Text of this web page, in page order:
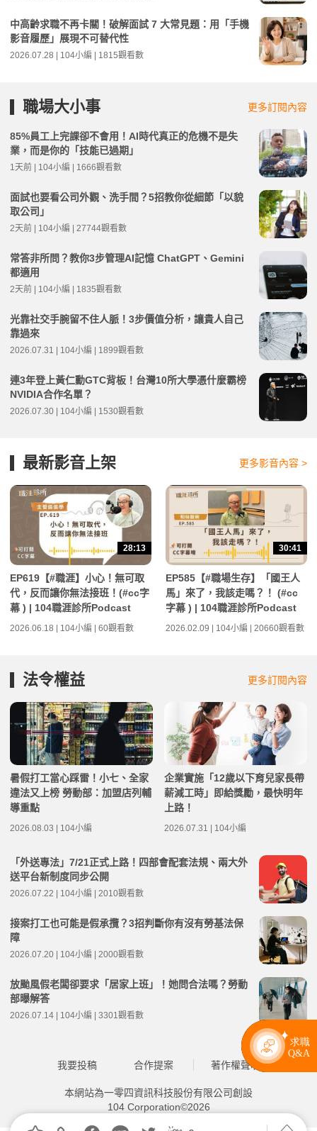
中高齡求職不再卡關！破解面試 7 大常見題：用「手機
影音履歷」展現不可替代性
2026.07.28 | 104小編 | 1815觀看數
職場大小事 更多訂閱內容
85%員工上完課卻不會用！AI時代真正的危機不是失
業，而是你的「技能已過期」
1天前 | 104小編 | 1666觀看數
面試也要看公司外觀、洗手間？5招教你從細節「以貌
取公司」
2天前 | 104小編 | 27744觀看數
常答非所問？教你3步管理AI記憶 ChatGPT、Gemini
都適用
2天前 | 104小編 | 1835觀看數
光靠社交手腕留不住人脈！3步價值分析，讓貴人自己
靠過來
2026.07.31 | 104小編 | 1899觀看數
連3年登上黃仁勳GTC背板！台灣10所大學憑什麼霸榜
NVIDIA合作名單？
2026.07.30 | 104小編 | 1530觀看數
最新影音上架 更多影音內容 >
28:13
EP619【#職涯】小心！無可取
代，反而讓你無法接班！(#cc字
幕 ) | 104職涯診所Podcast
2026.06.18 | 104小編 | 60觀看數
30:41
EP585【#職場生存】「國王人
馬」來了，我該走嗎？！ (#cc
字幕 ) | 104職涯診所Podcast
2026.02.09 | 104小編 | 20660觀看數
法令權益 更多訂閱內容
暑假打工當心踩雷！小七、全家
違法又上榜 勞動部：加盟店列輔
導重點
2026.08.03 | 104小編
企業實施「12歲以下育兒家長帶
薪減工時」即給獎勵，最快明年
上路！
2026.07.31 | 104小編
「外送專法」7/21正式上路！四部會配套法規、兩大外
送平台新制度同步公開
2026.07.22 | 104小編 | 2010觀看數
接案打工也可能是假承攬？3招判斷你有沒有勞基法保
障
2026.07.20 | 104小編 | 2000觀看數
放颱風假老闆卻要求「居家上班」！她問合法嗎？勞動
部曝解答
2026.07.14 | 104小編 | 3301觀看數
我要投稿 合作提案 著作權聲明
本網站為一零四資訊科技股份有限公司創設
104 Corporation©2026